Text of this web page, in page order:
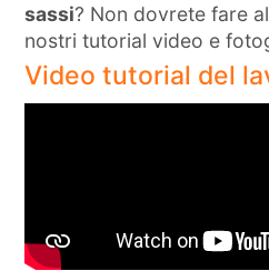
sassi? Non dovrete fare
nostri tutorial video e
Video tutorial del